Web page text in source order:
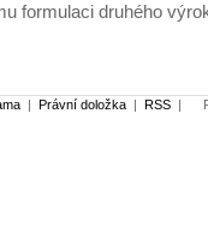
formulaci druhého
| Právní doložka | RSS |